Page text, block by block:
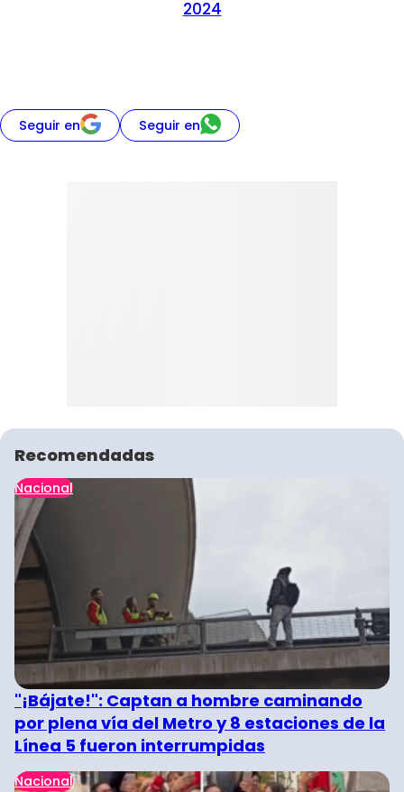
2024
Seguir en Seguir en
Recomendadas
Nacional
"¡Bájate!": Captan a hombre caminando
por plena vía del Metro y 8 estaciones de la
Línea 5 fueron interrumpidas
Nacional